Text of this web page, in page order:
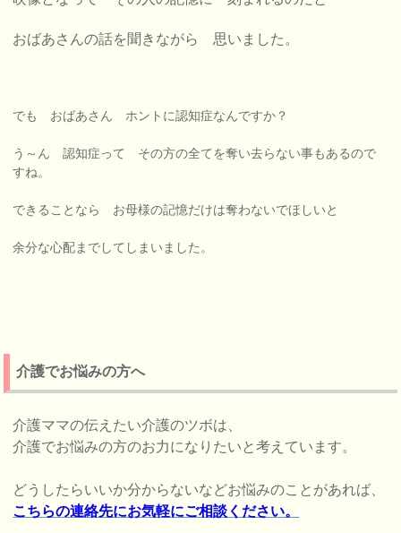
おばあさんの話を聞きながら 思いました。
でも おばあさん ホントに認知症なんですか？
う～ん 認知症って その方の全てを奪い去らない事もあるので
すね。
できることなら お母様の記憶だけは奪わないでほしいと
余分な心配までしてしまいました。
介護でお悩みの方へ
介護ママの伝えたい介護のツボは、
介護でお悩みの方のお力になりたいと考えています。
どうしたらいいか分からないなどお悩みのことがあれば、
こちらの連絡先にお気軽にご相談ください。